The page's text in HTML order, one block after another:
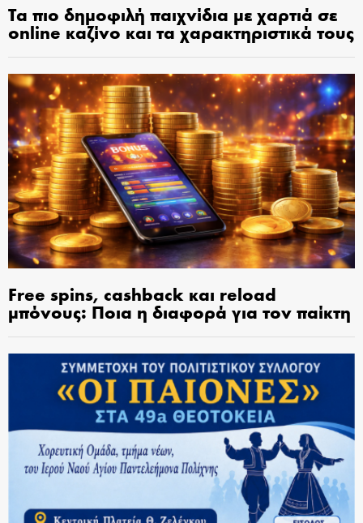
Τα πιο δημοφιλή παιχνίδια με χαρτιά σε
online καζίνο και τα χαρακτηριστικά τους
Free spins, cashback και reload
μπόνους: Ποια η διαφορά για τον παίκτη